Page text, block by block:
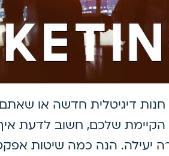
חנות דיגיטלית חדשה או
שלכם, חשוב לדעת איך
יעילה. הנה כמה שיטות